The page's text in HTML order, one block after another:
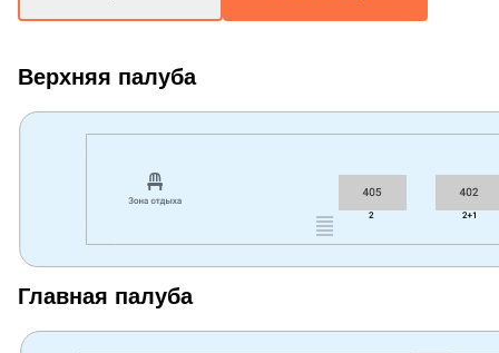
Верхняя палуба
Главная палуба